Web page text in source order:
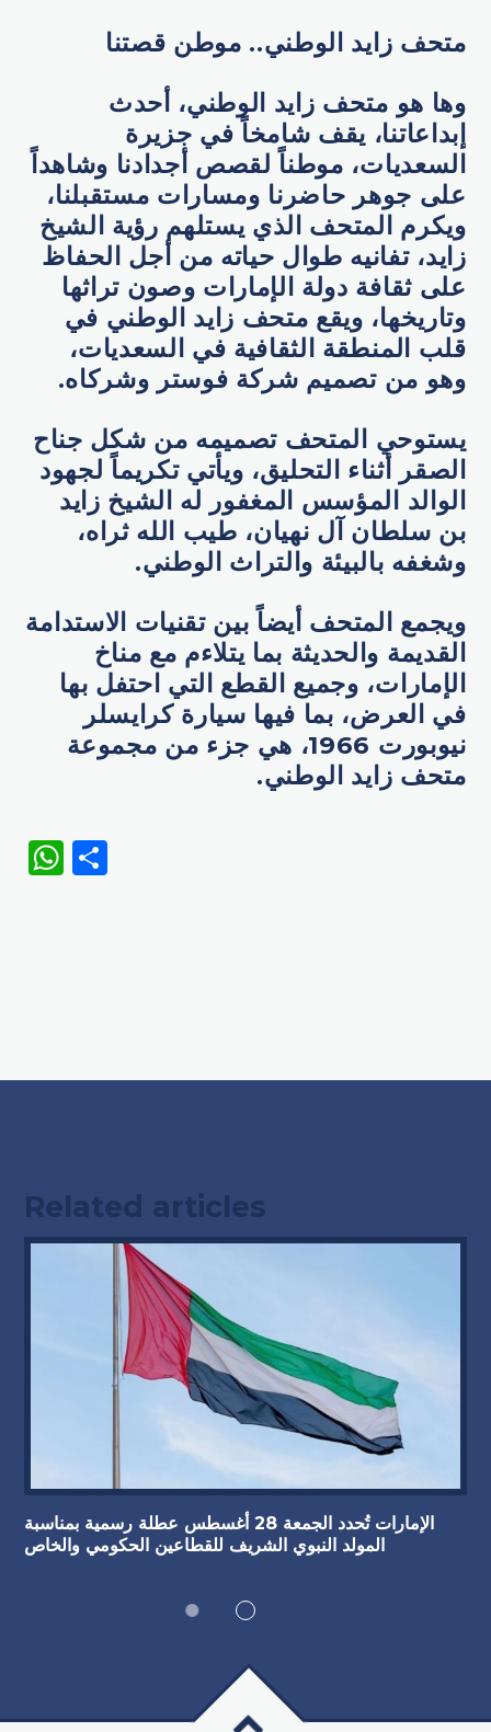
متحف زايد الوطني.. موطن قصتنا
وها هو متحف زايد الوطني، أحدث
إبداعاتنا، يقف شامخاً في جزيرة
السعديات، موطناً لقصص أجدادنا وشاهداً
على جوهر حاضرنا ومسارات مستقبلنا،
ويكرم المتحف الذي يستلهم رؤية الشيخ
زايد، تفانيه طوال حياته من أجل الحفاظ
على ثقافة دولة الإمارات وصون تراثها
وتاريخها، ويقع متحف زايد الوطني في
قلب المنطقة الثقافية في السعديات،
وهو من تصميم شركة فوستر وشركاه.
يستوحي المتحف تصميمه من شكل جناح
الصقر أثناء التحليق، ويأتي تكريماً لجهود
الوالد المؤسس المغفور له الشيخ زايد
بن سلطان آل نهيان، طيب الله ثراه،
وشغفه بالبيئة والتراث الوطني.
ويجمع المتحف أيضاً بين تقنيات الاستدامة
القديمة والحديثة بما يتلاءم مع مناخ
الإمارات، وجميع القطع التي احتفل بها
في العرض، بما فيها سيارة كرايسلر
نيوبورت 1966، هي جزء من مجموعة
متحف زايد الوطني.
WhatsApp
Related articles
الإمارات تُحدد الجمعة 28 أغسطس عطلة رسمية بمناسبة
المولد النبوي الشريف للقطاعين الحكومي والخاص